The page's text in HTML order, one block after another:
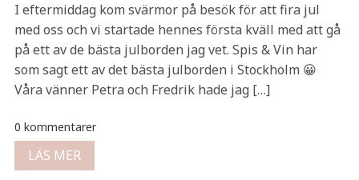
I eftermiddag kom svärmor på besök för att fira jul
med oss och vi startade hennes första kväll med att gå
på ett av de bästa julborden jag vet. Spis & Vin har
som sagt ett av det bästa julborden i Stockholm 😀
Våra vänner Petra och Fredrik hade jag […]
0 kommentarer
LÄS MER